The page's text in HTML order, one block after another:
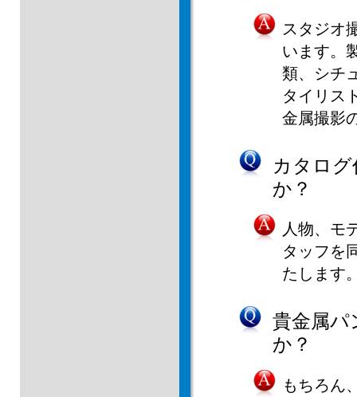
スタジオ
います。
類、シチ
タイリス
金属撮影
カタロ
か？
人物、モ
タッフを
たします
貴金属パ
か？
もちろん